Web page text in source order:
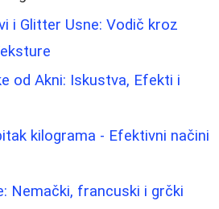
i Glitter Usne: Vodič kroz
od Akni: Iskustva, Efekti i
kilograma - Efektivni načini
Nemački, francuski i grčki